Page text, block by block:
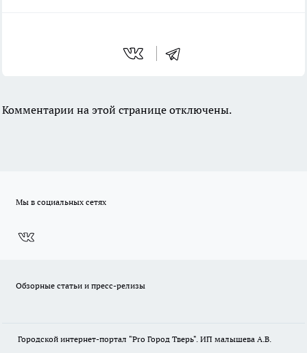
Комментарии на этой странице отключены.
Мы в социальных сетях
Обзорные статьи и пресс-релизы
Городской интернет-портал "Pro Город Тверь". ИП малышева А.В.